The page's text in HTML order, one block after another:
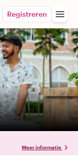
Registreren
Meer informatie